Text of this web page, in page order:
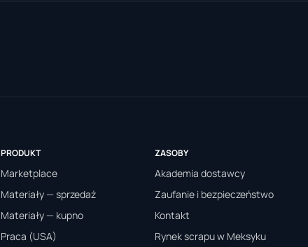
PRODUKT
Marketplace
Materiały — sprzedaż
Materiały — kupno
Praca (USA)
ZASOBY
Akademia dostawcy
Zaufanie i bezpieczeństwo
Kontakt
Rynek scrapu w Meksyku